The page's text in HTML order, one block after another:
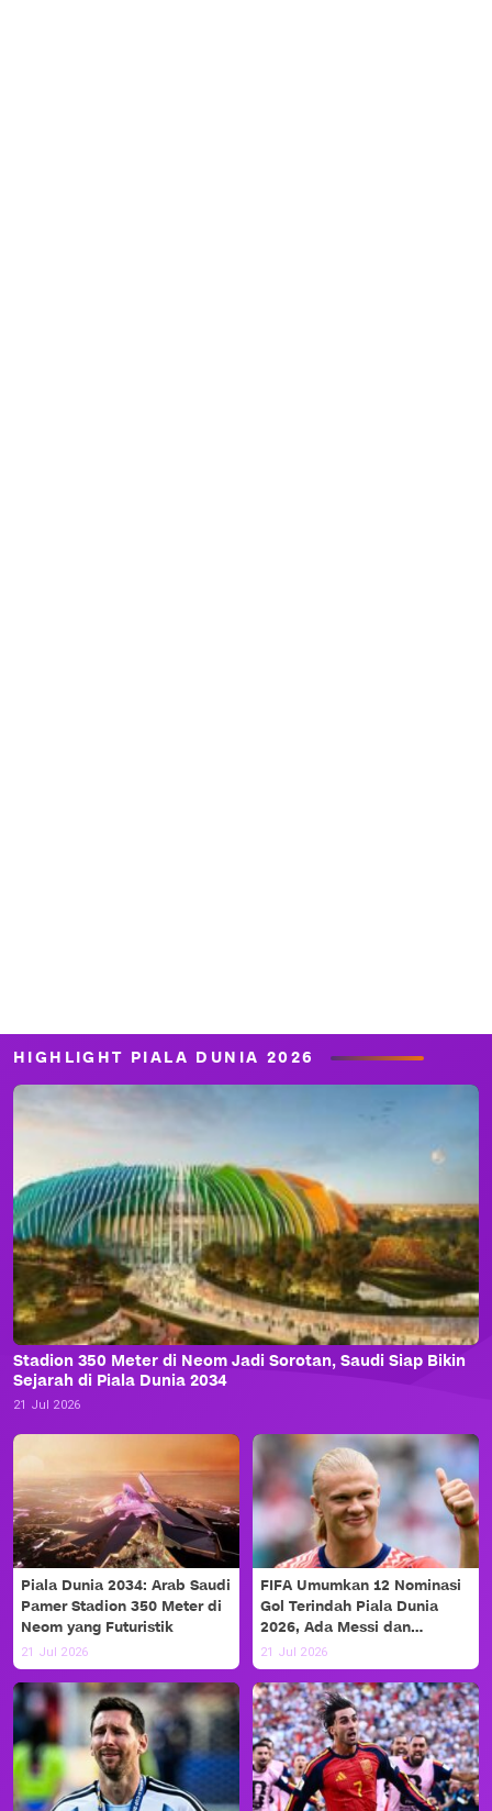
HIGHLIGHT PIALA DUNIA 2026
Stadion 350 Meter di Neom Jadi Sorotan, Saudi Siap Bikin
Sejarah di Piala Dunia 2034
21 Jul 2026
Piala Dunia 2034: Arab Saudi
Pamer Stadion 350 Meter di
Neom yang Futuristik
21 Jul 2026
FIFA Umumkan 12 Nominasi
Gol Terindah Piala Dunia
2026, Ada Messi dan
Haaland!
21 Jul 2026